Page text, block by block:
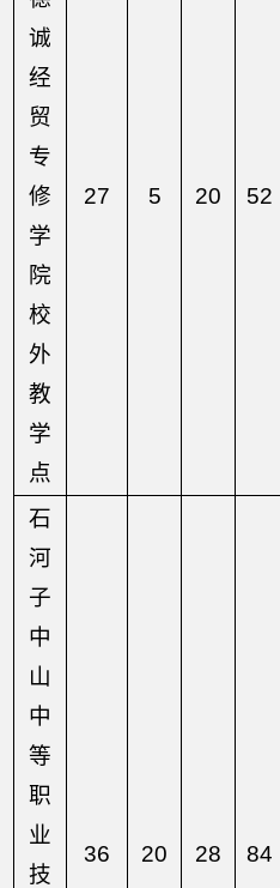
诚
经
贸
专
修
学
院
校
外
教
学
点
27 5 20 52
石
河
子
中
山
中
等
职
业
技
36 20 28 84